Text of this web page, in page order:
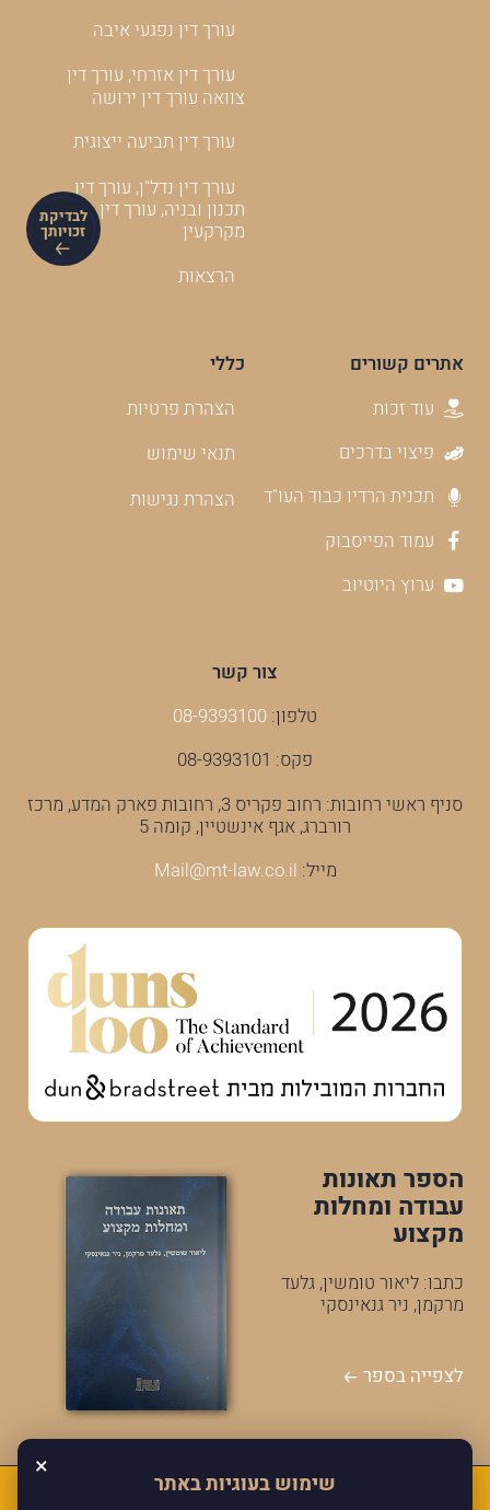
לבדיקת
זכויותך
עורך דין נפגעי איבה
עורך דין אזרחי, עורך דין
צוואה עורך דין ירושה
עורך דין תביעה ייצוגית
עורך דין נדל"ן, עורך דין
תכנון ובניה, עורך דין
מקרקעין
הרצאות
אתרים קשורים
עוד זכות
פיצוי בדרכים
תכנית הרדיו כבוד העו"ד
עמוד הפייסבוק
ערוץ היוטיוב
כללי
הצהרת פרטיות
תנאי שימוש
הצהרת נגישות
צור קשר
טלפון: 08-9393100
פקס: 08-9393101
סניף ראשי רחובות: רחוב פקריס 3, רחובות פארק המדע, מרכז
רורברג, אגף אינשטיין, קומה 5
מייל: Mail@mt-law.co.il
הספר תאונות
עבודה ומחלות
מקצוע
כתבו: ליאור טומשין, גלעד
מרקמן, ניר גנאינסקי
לצפייה בספר
כל הזכויות שמורות למרקמן טומשין ושות'
×
שימוש בעוגיות באתר